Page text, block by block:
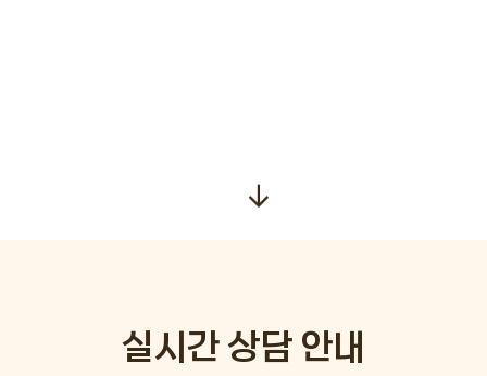
↓
실시간 상담 안내